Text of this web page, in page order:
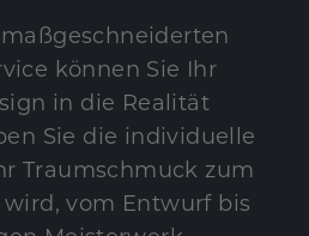
können Sie Ihr
in die Realität
Sie die individuelle
Traumschmuck zum
vom Entwurf bis